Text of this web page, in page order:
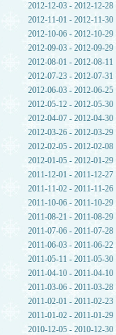
2012-12-03 - 2012-12-28
2012-11-01 - 2012-11-30
2012-10-06 - 2012-10-29
2012-09-03 - 2012-09-29
2012-08-01 - 2012-08-11
2012-07-23 - 2012-07-31
2012-06-03 - 2012-06-25
2012-05-12 - 2012-05-30
2012-04-07 - 2012-04-30
2012-03-26 - 2012-03-29
2012-02-05 - 2012-02-08
2012-01-05 - 2012-01-29
2011-12-01 - 2011-12-27
2011-11-02 - 2011-11-26
2011-10-06 - 2011-10-29
2011-08-21 - 2011-08-29
2011-07-06 - 2011-07-28
2011-06-03 - 2011-06-22
2011-05-11 - 2011-05-30
2011-04-10 - 2011-04-10
2011-03-06 - 2011-03-28
2011-02-01 - 2011-02-23
2011-01-02 - 2011-01-29
2010-12-05 - 2010-12-30